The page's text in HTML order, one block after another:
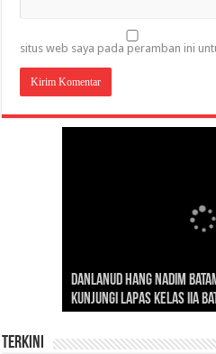
situs web saya pada peramban ini
Danlanud Hang Nadim
Kunjungi Lapas Kelas IIA
Silaturahmi dan Reses
Jambi Bahas Sinergitas
Edukasi Pembentukan
Penerus
Cepat Beroperasi Agar Bisa
Penuhi Kebutuhannya
Nusantara: Ratu Wangsa,
dengan Pengaruh
Terkini